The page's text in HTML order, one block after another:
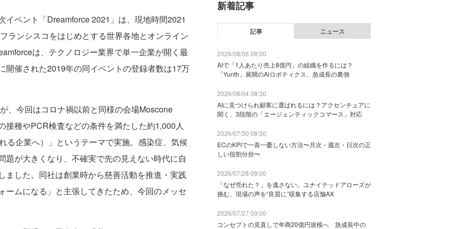
ベント「Dreamforce 2021」は、現地時間2021
ランシスコをはじめとする世界各地とオンライン
は、テクノロジー業界で単一企業が開く最
開催された2019年の同イベントの登録者数は17万
今回はコロナ禍以前と同様の会場Moscone
接種やPCR検査などの条件を満たした約1,000人
る企業へ）」というテーマで実施。感染症、気候
題が大きくなり、不確実で先の見えない時代に自
ました。同社は創業時から慈善活動を推進・実践
ームになる」と主張してきたため、今回のメッセ
新着記事
記事 ニュース
2026/08/06 08:00
AIで「1人あたり売上8億円」の組織を作るには？
「Yunth」展開のAiロボティクス、急成長の裏側
2026/08/04 08:30
AIに見つけられ顧客に選ばれるには？アクセンチュアに
聞く、3段階の「エージェンティックコマース」対応
2026/07/30 08:30
ECのKPIで一喜一憂しない方法〜月次・週次・日次の正
しい役割分担〜
2026/07/28 09:00
「なぜ売れた？」を逃さない。ユナイテッドアローズが
挑む、現場の声を“良質に”収集する店舗AX
2026/07/27 09:00
コンセプトの見直しで年商20億円規模へ 急成長中の